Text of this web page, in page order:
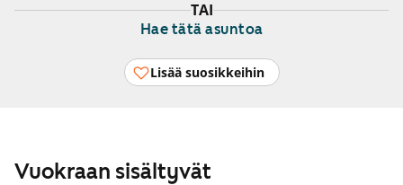
TAI
Hae tätä asuntoa
Lisää suosikkeihin
Vuokraan sisältyvät